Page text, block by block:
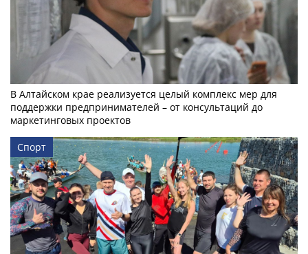
В Алтайском крае реализуется целый комплекс мер для
поддержки предпринимателей – от консультаций до
маркетинговых проектов
Спорт